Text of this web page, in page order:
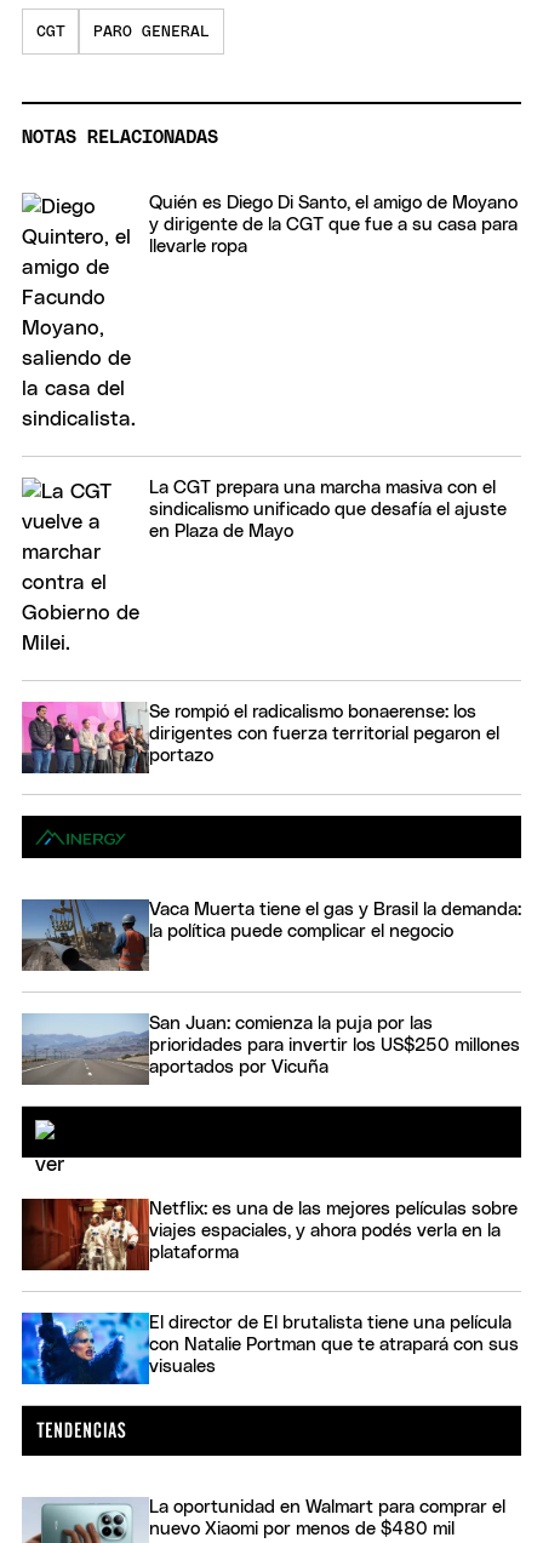
CGT PARO GENERAL
NOTAS RELACIONADAS
Quién es Diego Di Santo, el amigo de Moyano
y dirigente de la CGT que fue a su casa para
llevarle ropa
La CGT prepara una marcha masiva con el
sindicalismo unificado que desafía el ajuste
en Plaza de Mayo
Se rompió el radicalismo bonaerense: los
dirigentes con fuerza territorial pegaron el
portazo
Vaca Muerta tiene el gas y Brasil la demanda:
la política puede complicar el negocio
San Juan: comienza la puja por las
prioridades para invertir los US$250 millones
aportados por Vicuña
Netflix: es una de las mejores películas sobre
viajes espaciales, y ahora podés verla en la
plataforma
El director de El brutalista tiene una película
con Natalie Portman que te atrapará con sus
visuales
La oportunidad en Walmart para comprar el
nuevo Xiaomi por menos de $480 mil